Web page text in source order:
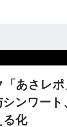
「あさレ
ンワート
る化